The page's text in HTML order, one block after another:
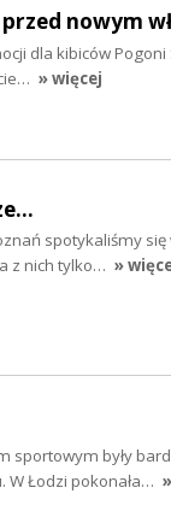
nowym
dla kibiców
» więcej
spotykaliśmy
z nich tylko… »
były
W Łodzi pokonała…